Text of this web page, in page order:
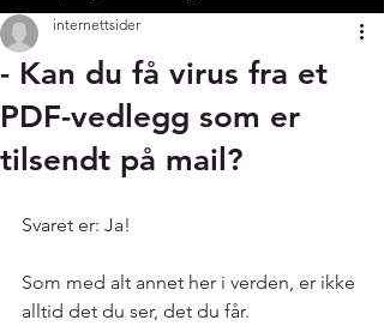
- Kan du få virus fra et
PDF-vedlegg som er
tilsendt på mail?
internettsider
Svaret er: Ja!
Som med alt annet her i verden, er ikke
alltid det du ser, det du får.